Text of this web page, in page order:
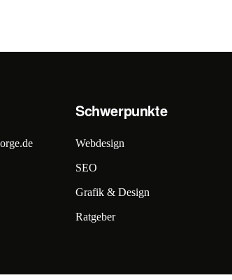
Schwerpunkte
Webdesign
SEO
Grafik & Design
Ratgeber